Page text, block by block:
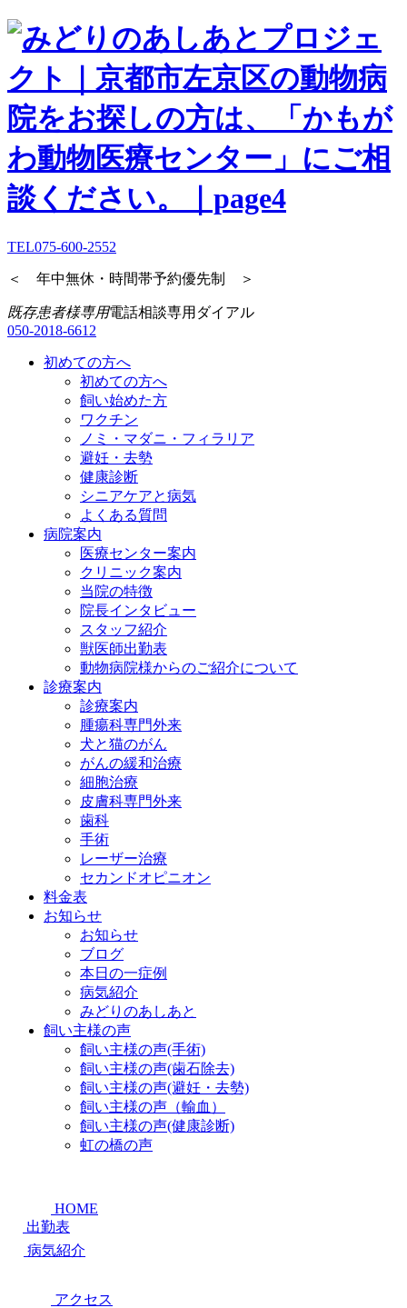
TEL075-600-2552
＜ 年中無休・時間帯予約優先制 ＞
既存患者様専用電話相談専用ダイアル
050-2018-6612
初めての方へ
初めての方へ
飼い始めた方
ワクチン
ノミ・マダニ・フィラリア
避妊・去勢
健康診断
シニアケアと病気
よくある質問
病院案内
医療センター案内
クリニック案内
当院の特徴
院長インタビュー
スタッフ紹介
獣医師出勤表
動物病院様からのご紹介について
診療案内
診療案内
腫瘍科専門外来
犬と猫のがん
がんの緩和治療
細胞治療
皮膚科専門外来
歯科
手術
レーザー治療
セカンドオピニオン
料金表
お知らせ
お知らせ
ブログ
本日の一症例
病気紹介
みどりのあしあと
飼い主様の声
飼い主様の声(手術)
飼い主様の声(歯石除去)
飼い主様の声(避妊・去勢)
飼い主様の声（輸血）
飼い主様の声(健康診断)
虹の橋の声
HOME
出勤表
病気紹介
アクセス